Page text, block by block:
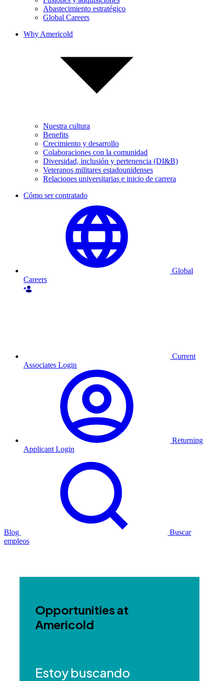
Abastecimiento estratégico
Global Careers
Why Americold
Nuestra cultura
Benefits
Crecimiento y desarrollo
Colaboraciones con la comunidad
Diversidad, inclusión y pertenencia (DI&B)
Veteranos militares estadounidenses
Relaciones universitarias e inicio de carrera
Cómo ser contratado
Global
Careers
Current
Associates Login
Returning
Applicant Login
Blog
Buscar
empleos
Opportunities at
Americold
Estoy buscando